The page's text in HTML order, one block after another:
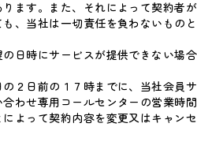
ます。また、それによって契約者が
、当社は一切責任を負わないものと
日時にサービスが提供できない場合
２日前の１７時までに、当社会員サ
わせ専用コールセンターの営業時間
よって契約内容を変更又はキャンセ